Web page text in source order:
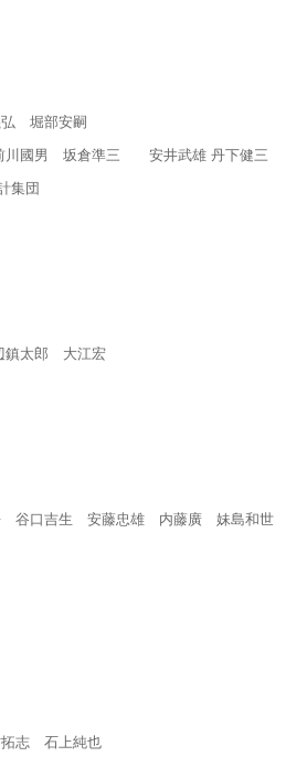
堀部安嗣
國男 坂倉準三 安井武雄 丹下健三
集団
太郎 大江宏
谷口吉生 安藤忠雄 内藤廣 妹島和世
志 石上純也